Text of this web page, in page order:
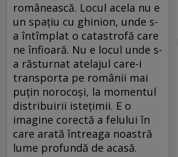
românească. Locul acela nu e
un spațiu cu ghinion, unde s-
a întîmplat o catastrofă care
ne înfioară. Nu e locul unde s-
a răsturnat atelajul care-i
transporta pe românii mai
puțin norocoși, la momentul
distribuirii istețimii. E o
imagine corectă a felului în
care arată întreaga noastră
lume profundă de acasă.